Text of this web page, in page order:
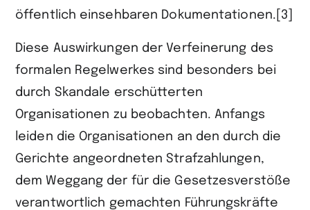
öffentlich einsehbaren Dokumentationen.[3]
Diese Auswirkungen der Verfeinerung des
formalen Regelwerkes sind besonders bei
durch Skandale erschütterten
Organisationen zu beobachten. Anfangs
leiden die Organisationen an den durch die
Gerichte angeordneten Straf­zahlungen,
dem Weggang der für die Gesetzesverstöße
verantwortlich gemachten Führungskräfte